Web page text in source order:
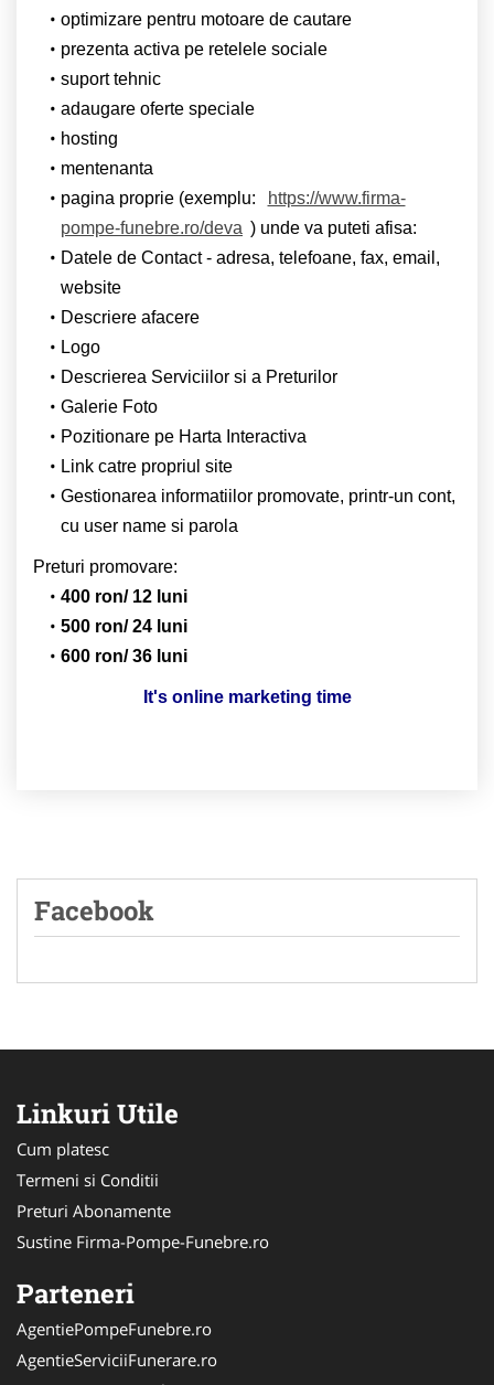
optimizare pentru motoare de cautare
prezenta activa pe retelele sociale
suport tehnic
adaugare oferte speciale
hosting
mentenanta
pagina proprie (exemplu:
https://www.firma-
pompe-funebre.ro/deva ) unde va puteti afisa:
Datele de Contact - adresa, telefoane, fax, email,
website
Descriere afacere
Logo
Descrierea Serviciilor si a Preturilor
Galerie Foto
Pozitionare pe Harta Interactiva
Link catre propriul site
Gestionarea informatiilor promovate, printr-un cont,
cu user name si parola
Preturi promovare:
400 ron/ 12 luni
500 ron/ 24 luni
600 ron/ 36 luni
It's online marketing time
Facebook
Linkuri Utile
Cum platesc
Termeni si Conditii
Preturi Abonamente
Sustine Firma-Pompe-Funebre.ro
Parteneri
AgentiePompeFunebre.ro
AgentieServiciiFunerare.ro